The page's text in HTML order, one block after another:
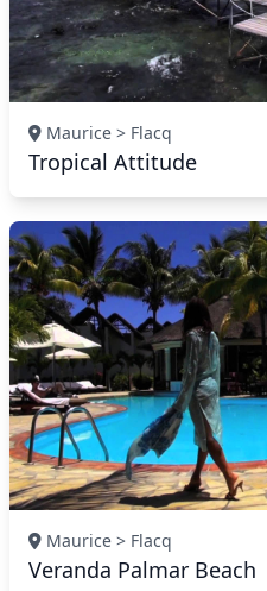
Maurice > Flacq
Tropical Attitude
Maurice > Flacq
Veranda Palmar Beach